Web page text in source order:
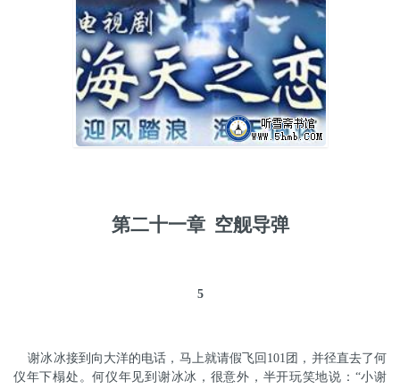
第二十一章 空舰导弹
5
谢冰冰接到向大洋的电话，马上就请假飞回101团，并径直去了何
仪年下榻处。何仪年见到谢冰冰，很意外，半开玩笑地说：“小谢